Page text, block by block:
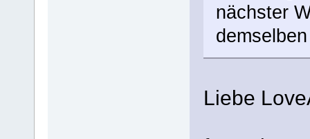
nächster
Liebe